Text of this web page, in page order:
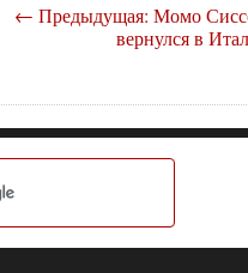
← Предыдущая: Момо
вернулся в